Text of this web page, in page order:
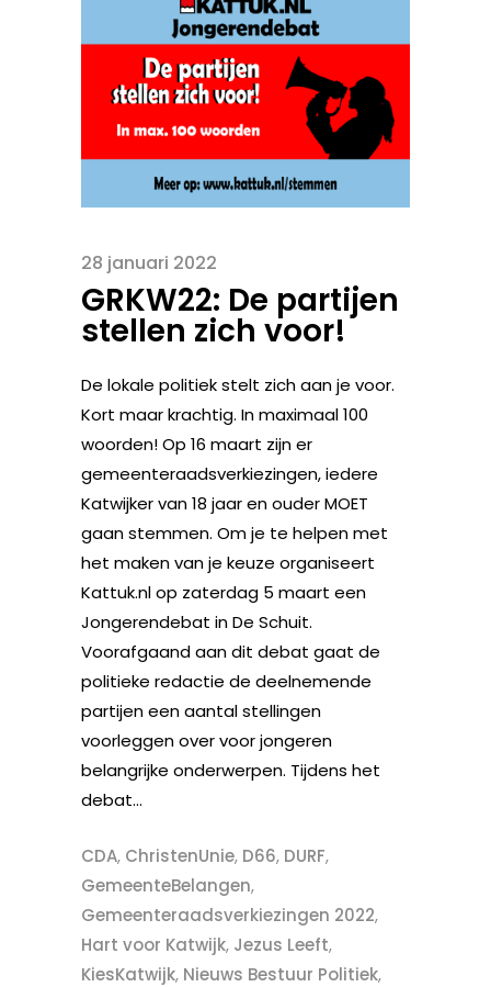
28 januari 2022
GRKW22: De partijen
stellen zich voor!
De lokale politiek stelt zich aan je voor.
Kort maar krachtig. In maximaal 100
woorden! Op 16 maart zijn er
gemeenteraadsverkiezingen, iedere
Katwijker van 18 jaar en ouder MOET
gaan stemmen. Om je te helpen met
het maken van je keuze organiseert
Kattuk.nl op zaterdag 5 maart een
Jongerendebat in De Schuit.
Voorafgaand aan dit debat gaat de
politieke redactie de deelnemende
partijen een aantal stellingen
voorleggen over voor jongeren
belangrijke onderwerpen. Tijdens het
debat...
CDA, ChristenUnie, D66, DURF,
GemeenteBelangen,
Gemeenteraadsverkiezingen 2022,
Hart voor Katwijk, Jezus Leeft,
KiesKatwijk, Nieuws Bestuur Politiek,